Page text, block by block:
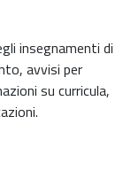
insegnamenti di
avvisi per
su curricula,